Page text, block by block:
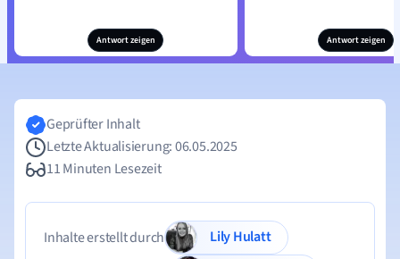
Antwort zeigen Antwort zeigen
Geprüfter Inhalt
Letzte Aktualisierung: 06.05.2025
11 Minuten Lesezeit
Inhalte erstellt durch
Lily Hulatt